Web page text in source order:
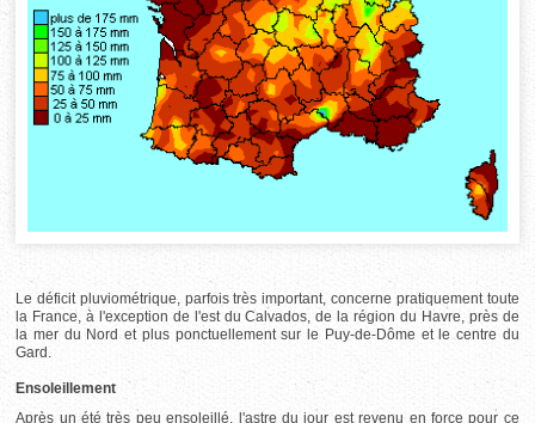
Le déficit pluviométrique, parfois très important, concerne pratiquement toute
la France, à l'exception de l'est du Calvados, de la région du Havre, près de
la mer du Nord et plus ponctuellement sur le Puy-de-Dôme et le centre du
Gard.
Ensoleillement
Après un été très peu ensoleillé, l'astre du jour est revenu en force pour ce